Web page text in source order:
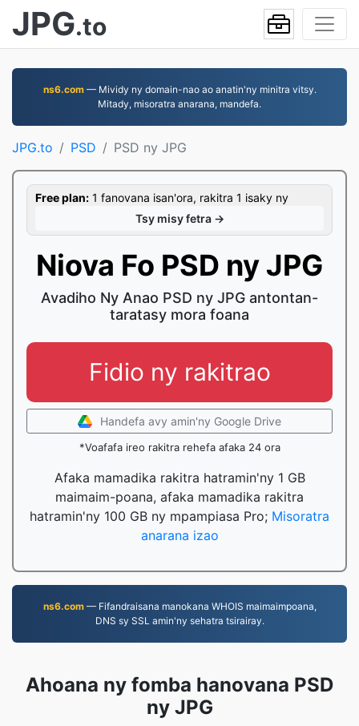
JPG.to
ns6.com— Mividy ny domain-nao ao anatin'ny minitra vitsy.
Mitady, misoratra anarana, mandefa.
JPG.to PSD PSD ny JPG
Free plan: 1 fanovana isan'ora, rakitra 1 isaky ny
Tsy misy fetra →
Niova Fo PSD ny JPG
Avadiho Ny Anao PSD ny JPG antontan-
taratasy mora foana
Fidio ny rakitrao
Handefa avy amin'ny Google Drive
*Voafafa ireo rakitra rehefa afaka 24 ora
Afaka mamadika rakitra hatramin'ny 1 GB
maimaim-poana, afaka mamadika rakitra
hatramin'ny 100 GB ny mpampiasa Pro; Misoratra
anarana izao
ns6.com— Fifandraisana manokana WHOIS maimaimpoana,
DNS sy SSL amin'ny sehatra tsirairay.
Ahoana ny fomba hanovana PSD
ny JPG